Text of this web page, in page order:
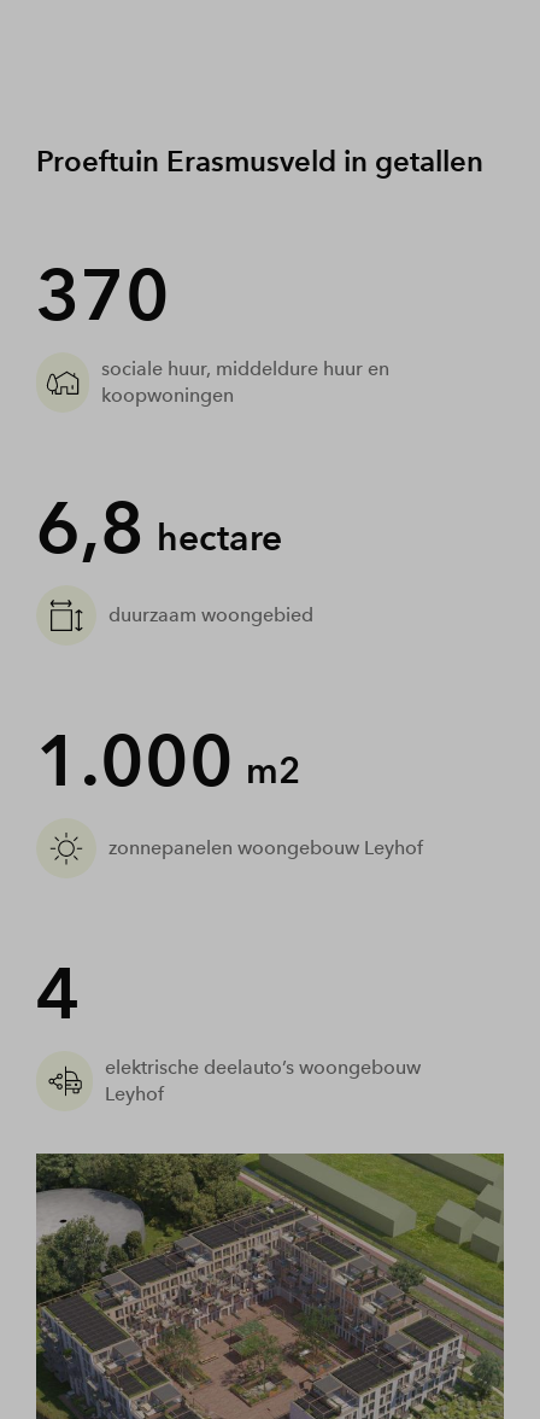
Proeftuin Erasmusveld in getallen
370
sociale huur, middeldure huur en
koopwoningen
6,8 hectare
duurzaam woongebied
1.000 m2
zonnepanelen woongebouw Leyhof
4
elektrische deelauto’s woongebouw
Leyhof